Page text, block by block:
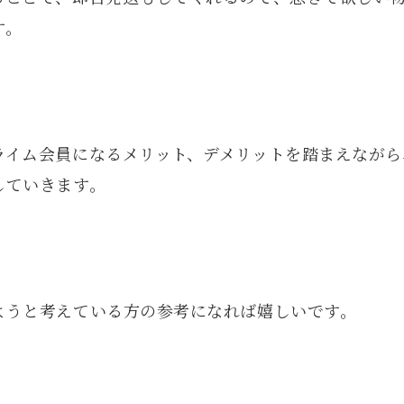
ム会員になるメリット、デメリットを踏まえなが
いきます。
と考えている方の参考になれば嬉しいです。